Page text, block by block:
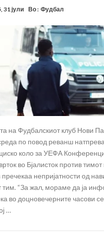
31 јули Во : Фудбал
на Фудбалскиот клуб Нови
по повод реванш
коло за УЕФА
во Бјалисток против
пречекаа непријатности од
“За жал, мораме да ја
во доцновечерните часови
…